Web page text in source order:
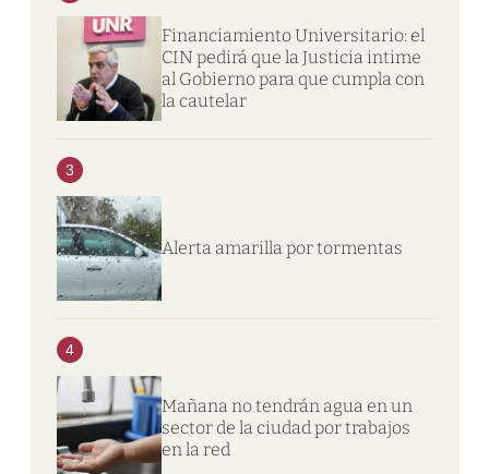
Financiamiento Universitario: el
CIN pedirá que la Justicia intime
al Gobierno para que cumpla con
la cautelar
3
Alerta amarilla por tormentas
4
Mañana no tendrán agua en un
sector de la ciudad por trabajos
en la red